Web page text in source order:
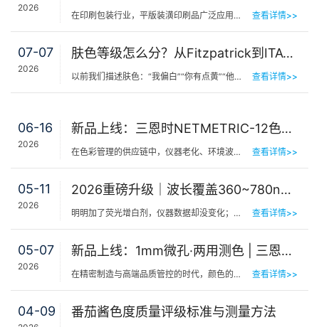
2026
在印刷包装行业，平版装潢印刷品广泛应用于包装工艺品、日化标签、节日用品等场景，客户对同一批次产品的色… 查看详情>>
07-07
2026
肤色等级怎么分？从Fitzpatrick到ITA°，三恩时皮肤测色仪让肤色“数字化”
以前我们描述肤色：“我偏白”“你有点黄”“他挺黑”……现在… 查看详情>>
06-16
2026
新品上线：三恩时NETMETRIC-12色砖与网络校正软件，解决台间差难题
在色彩管理的供应链中，仪器老化、环境波动、台间差…… 一个环节的微小偏差，都可能导致最终… 查看详情>>
05-11
2026
2026重磅升级｜波长覆盖360~780nm，三恩时便携式分光测色仪全光谱了！
明明加了荧光增白剂，仪器数据却没变化；两个零件在室内颜色一样，一到阳光下就“原形毕露”&hel… 查看详情>>
05-07
2026
新品上线：1mm微孔·两用测色 | 三恩时PS401/PS301分光测色仪！
在精密制造与高端品质管控的时代，颜色的微小偏差往往决定着产品的最终命运。对于极小物件、曲面弧面、精密… 查看详情>>
04-09 番茄酱色度质量评级标准与测量方法